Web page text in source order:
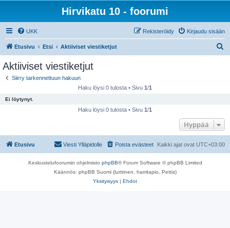
Hirvikatu 10 - foorumi
UKK Kirjaudu sisään
Rekisteröidy
Etusivu Etsi Aktiiviset viestiketjut
Aktiiviset viestiketjut
Siirry tarkennettuun hakuun
Haku löysi 0 tulosta • Sivu 1/1
Ei löytynyt.
Haku löysi 0 tulosta • Sivu 1/1
Hyppää
Etusivu Kaikki ajat ovat UTC+03:00
Poista evästeet
Viesti Ylläpidolle
Keskustelufoorumin ohjelmisto phpBB® Forum Software © phpBB Limited
Käännös: phpBB Suomi (lurttinen, harritapio, Pettis)
Yksityisyys | Ehdot